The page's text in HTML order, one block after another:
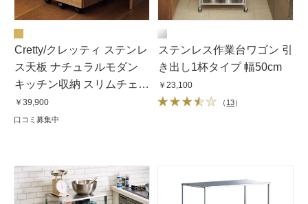
Cretty/クレッティ ステンレ
ス天板 ナチュラルモダン
キッチン収納 スリムチェス
トキッチンワゴン
￥39,900
口コミ募集中
ステンレス作業台ワゴン 引
き出し1杯タイプ 幅50cm
￥23,100
（ 13）